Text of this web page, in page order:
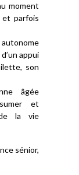
moment
et parfois
appui
son
âgée
et
la vie
sénior,